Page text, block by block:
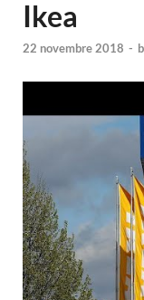
Ikea
22 novembre 2018 -